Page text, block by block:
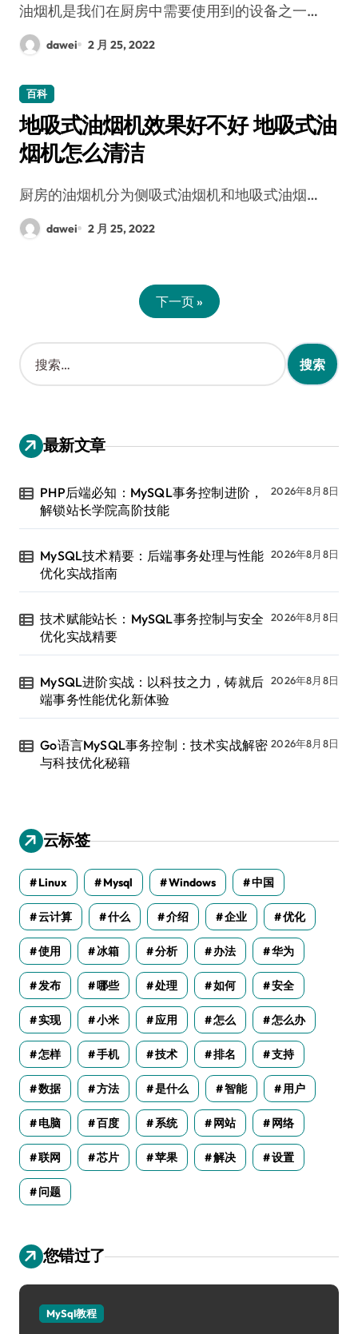
油烟机是我们在厨房中需要使用到的设备之一…
dawei 2 月 25, 2022
百科
地吸式油烟机效果好不好 地吸式油
烟机怎么清洁
厨房的油烟机分为侧吸式油烟机和地吸式油烟…
dawei 2 月 25, 2022
下一页 »
搜
索
：
最新文章
PHP后端必知：MySQL事务控制进阶，
解锁站长学院高阶技能
2026年8月8日
MySQL技术精要：后端事务处理与性能
优化实战指南
2026年8月8日
技术赋能站长：MySQL事务控制与安全
优化实战精要
2026年8月8日
MySQL进阶实战：以科技之力，铸就后
端事务性能优化新体验
2026年8月8日
Go语言MySQL事务控制：技术实战解密
与科技优化秘籍
2026年8月8日
云标签
Linux Mysql Windows 中国
云计算 什么 介绍 企业 优化
使用 冰箱 分析 办法 华为
发布 哪些 处理 如何 安全
实现 小米 应用 怎么 怎么办
怎样 手机 技术 排名 支持
数据 方法 是什么 智能 用户
电脑 百度 系统 网站 网络
联网 芯片 苹果 解决 设置
问题
您错过了
MySql教程